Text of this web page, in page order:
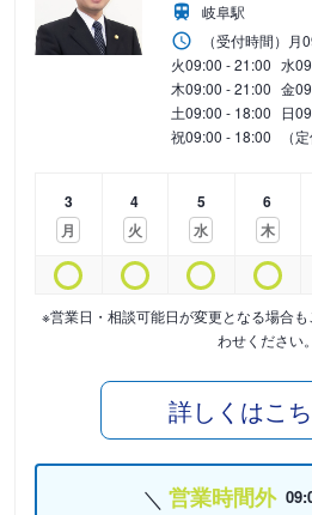
岐阜駅
（受付時間） 月
火09:00 - 21:00 水
木09:00 - 21:00 金
土09:00 - 18:00 日
祝09:00 - 18:00 （
3
月
4
火
5
水
6
木
※営業日・相談可能日が変更となる場合
わせください。
詳しくはこ
営業時間外